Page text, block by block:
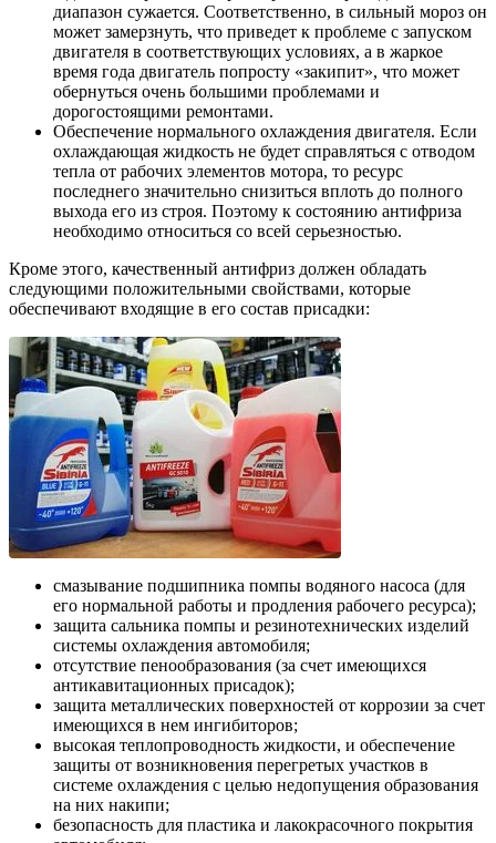
диапазон сужается. Соответственно, в сильный мороз он
может замерзнуть, что приведет к проблеме с запуском
двигателя в соответствующих условиях, а в жаркое
время года двигатель попросту «закипит», что может
обернуться очень большими проблемами и
дорогостоящими ремонтами.
Обеспечение нормального охлаждения двигателя. Если
охлаждающая жидкость не будет справляться с отводом
тепла от рабочих элементов мотора, то ресурс
последнего значительно снизиться вплоть до полного
выхода его из строя. Поэтому к состоянию антифриза
необходимо относиться со всей серьезностью.
Кроме этого, качественный антифриз должен обладать
следующими положительными свойствами, которые
обеспечивают входящие в его состав присадки:
смазывание подшипника помпы водяного насоса (для
его нормальной работы и продления рабочего ресурса);
защита сальника помпы и резинотехнических изделий
системы охлаждения автомобиля;
отсутствие пенообразования (за счет имеющихся
антикавитационных присадок);
защита металлических поверхностей от коррозии за счет
имеющихся в нем ингибиторов;
высокая теплопроводность жидкости, и обеспечение
защиты от возникновения перегретых участков в
системе охлаждения с целью недопущения образования
на них накипи;
безопасность для пластика и лакокрасочного покрытия